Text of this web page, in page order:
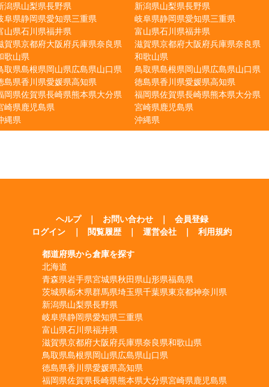
潟県山梨県長野県
阜県静岡県愛知県三重県
山県石川県福井県
賀県京都府大阪府兵庫県奈良県
歌山県
取県島根県岡山県広島県山口県
島県香川県愛媛県高知県
岡県佐賀県長崎県熊本県大分県
崎県鹿児島県
縄県
新潟県山梨県長野県
岐阜県静岡県愛知県三重県
富山県石川県福井県
滋賀県京都府大阪府兵庫県奈良県
和歌山県
鳥取県島根県岡山県広島県山口県
徳島県香川県愛媛県高知県
福岡県佐賀県長崎県熊本県大分県
宮崎県鹿児島県
沖縄県
ヘルプ ｜ お問い合わせ ｜
会員登録
ログイン
｜ 閲覧履歴 ｜ 運営会社 ｜ 利用規約
都道府県から倉庫を探す
北海道
青森県岩手県宮城県秋田県山形県福島県
茨城県栃木県群馬県埼玉県千葉県東京都神奈川県
新潟県山梨県長野県
岐阜県静岡県愛知県三重県
富山県石川県福井県
滋賀県京都府大阪府兵庫県奈良県和歌山県
鳥取県島根県岡山県広島県山口県
徳島県香川県愛媛県高知県
福岡県佐賀県長崎県熊本県大分県宮崎県鹿児島県